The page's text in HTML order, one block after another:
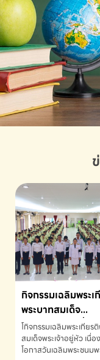
กิจกรรมเฉลิมพระเ
พระบาทสมเด็จ
พระเจ้าอยู่หัว เนื่อง
โอกาสวันเฉลิม
พระชนมพรรษา
โกิจกรรมเฉลิมพระเกียร
สมเด็จพระเจ้าอยู่หัว เนื่อ
โอกาสวันเฉลิมพระชนมพ